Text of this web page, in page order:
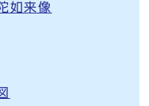
如来像